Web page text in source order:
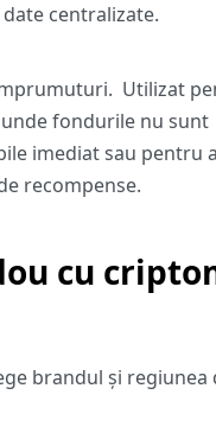
date centralizate.
Utilizat
fondurile nu sunt
imediat sau pentru
recompense.
cu
brandul și regiunea